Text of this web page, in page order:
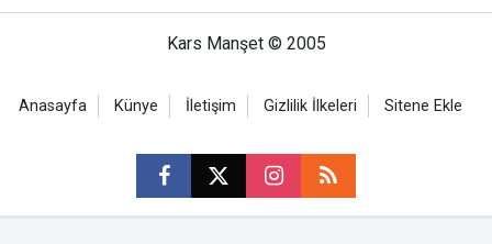
Kars Manşet © 2005
Anasayfa Künye İletişim Gizlilik İlkeleri Sitene Ekle